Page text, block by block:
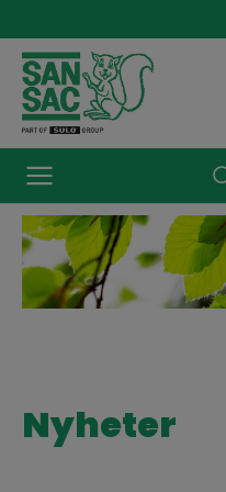
Nyheter